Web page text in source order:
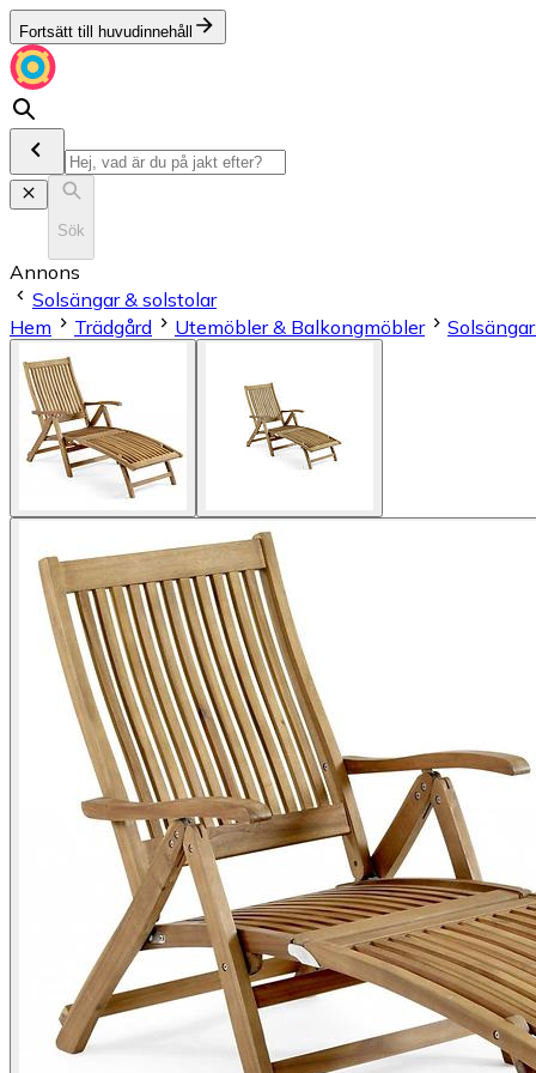
Fortsätt till huvudinnehåll
Sök
Annons
Solsängar & solstolar
Hem
Trädgård Utemöbler & Balkongmöbler